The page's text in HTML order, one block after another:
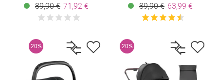
89,90 € 71,92 €
89,90 € 63,99 €
20% 20%